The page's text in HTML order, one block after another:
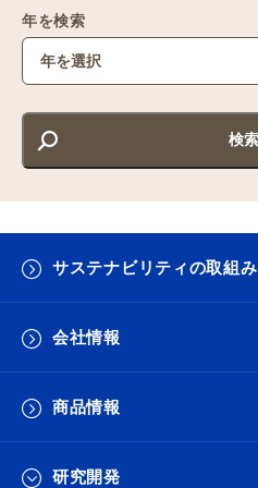
年を検索
サステナビリティの取組み
会社情報
商品情報
研究開発